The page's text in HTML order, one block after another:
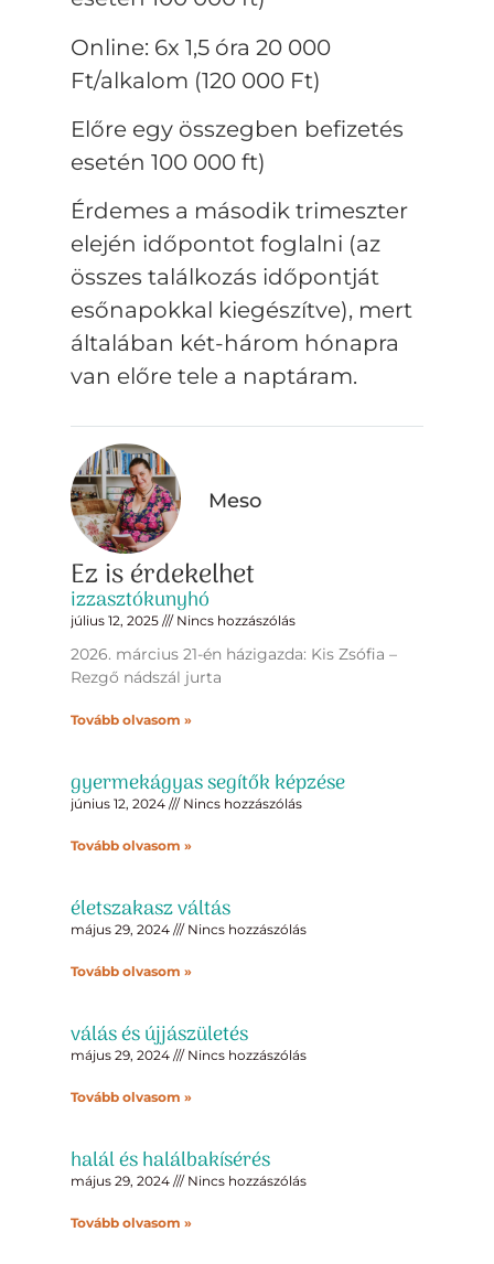
Online: 6x 1,5 óra 20 000
Ft/alkalom (120 000 Ft)
Előre egy összegben befizetés
esetén 100 000 ft)
Érdemes a második trimeszter
elején időpontot foglalni (az
összes találkozás időpontját
esőnapokkal kiegészítve), mert
általában két-három hónapra
van előre tele a naptáram.
Meso
Ez is érdekelhet
izzasztókunyhó
július 12, 2025 Nincs hozzászólás
2026. március 21-én házigazda: Kis Zsófia –
Rezgő nádszál jurta
Tovább olvasom »
gyermekágyas segítők képzése
június 12, 2024 Nincs hozzászólás
Tovább olvasom »
életszakasz váltás
május 29, 2024 Nincs hozzászólás
Tovább olvasom »
válás és újjászületés
május 29, 2024 Nincs hozzászólás
Tovább olvasom »
halál és halálbakísérés
május 29, 2024 Nincs hozzászólás
Tovább olvasom »